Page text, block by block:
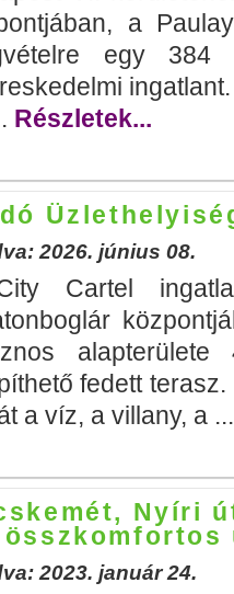
a
egy 384
Részletek...
2026. június 08.
Cartel
fedett
a víz, a villany, a
Nyíri
2023. január 24.